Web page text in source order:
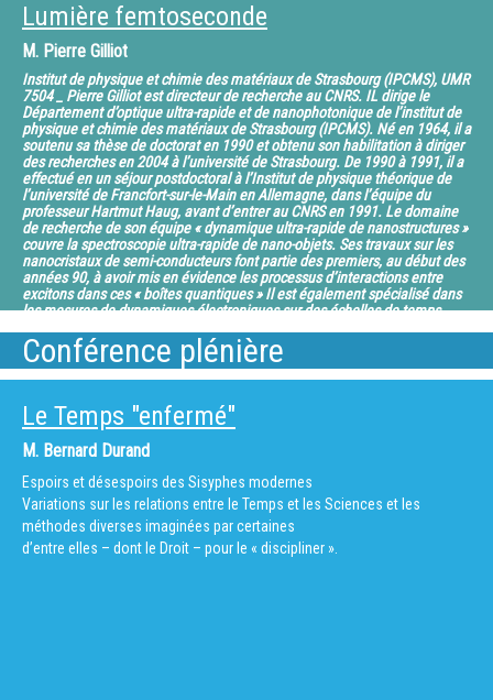
des propriétés compatibles avec une fonction de « luxmètre », à savoir
de ne réagir que lentement
Mais des doutes sont permis à cette
idée…
Nombreuses sont les disciplines des Sciences de la Terre qui
s’inscrivent dans une perspective historique et
où puiser des analogues des phénomènes
actuels dont nous avons souvent qu’une compréhension partielle.
D’autre part, l’état actuel de la
Terre résulte d’une évolution permanente depuis 4.5 milliards d’années.
Une clé importante de la géologie est
donc la maîtrise du temps écoulé, maîtrise que l’on obtient par le
développement de méthodes de datations
adaptées aux objets et aux durées. Par des exemples concrets, il est
proposé d’aborder ce sujet pour la période
récente du Quaternaire sur des objets dont l’âge recouvre plusieurs
millions d’années aux conséquences importantes
sur le mouvement des plaques tectoniques mais qui s’expriment par
des secousses, parfois dévastatrices,
Lumière femtoseconde
M. Pierre Gilliot
Institut de physique et chimie des matériaux de Strasbourg (IPCMS), UMR
7504 _ Pierre Gilliot est directeur de recherche au CNRS. IL dirige le
Département d’optique ultra-rapide et de nanophotonique de l’institut de
physique et chimie des matériaux de Strasbourg (IPCMS). Né en 1964, il a
soutenu sa thèse de doctorat en 1990 et obtenu son habilitation à diriger
des recherches en 2004 à l’université de Strasbourg. De 1990 à 1991, il a
effectué en un séjour postdoctoral à l’Institut de physique théorique de
l’université de Francfort-sur-le-Main en Allemagne, dans l’équipe du
professeur Hartmut Haug, avant d’entrer au CNRS en 1991. Le domaine
de recherche de son équipe « dynamique ultra-rapide de nanostructures »
couvre la spectroscopie ultra-rapide de nano-objets. Ses travaux sur les
nanocristaux de semi-conducteurs font partie des premiers, au début des
années 90, à avoir mis en évidence les processus d’interactions entre
excitons dans ces « boîtes quantiques » Il est également spécialisé dans
les mesures de dynamiques électroniques sur des échelles de temps
impulsions laser ultra-courtes. On peut citer dans ce domaine les travaux
sur la dynamique de la photogénération de porteurs dans des nanotubes
de carbone. P. Gilliot est co-auteur près de 110 publications et de 120
membre et secrétaire du Comité national de la recherche scientifique
(CoNRS) ainsi que membre du conseil de l’Agence d’évaluation de la
recherche et de l’enseignement supérieur (AERES). Il est élu à la
commission recherche de l’université de Strasbourg.
L’évolution des lasers et leur capacité à produire des impulsions
lumineuses de plus en plus courtes ont ouvert
un domaine de recherche particulièrement fertile : celui de l’étude des
phénomènes qui se déroulent sur des
Conférence plénière
Le Temps "enfermé"
M. Bernard Durand
Espoirs et désespoirs des Sisyphes modernes
Variations sur les relations entre le Temps et les Sciences et les
méthodes diverses imaginées par certaines
d’entre elles – dont le Droit – pour le « discipliner ».